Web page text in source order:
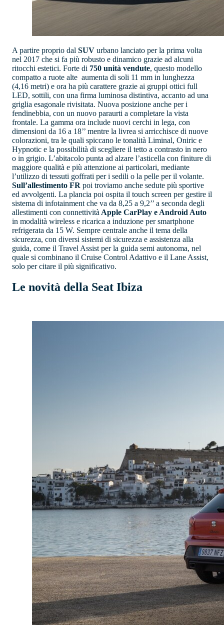
A partire proprio dal SUV urbano lanciato per la prima volta
nel 2017 che si fa più robusto e dinamico grazie ad alcuni
ritocchi estetici. Forte di 750 unità vendute, questo modello
compatto a ruote alte aumenta di soli 11 mm in lunghezza
(4,16 metri) e ora ha più carattere grazie ai gruppi ottici full
LED, sottili, con una firma luminosa distintiva, accanto ad una
griglia esagonale rivisitata. Nuova posizione anche per i
fendinebbia, con un nuovo paraurti a completare la vista
frontale. La gamma ora include nuovi cerchi in lega, con
dimensioni da 16 a 18’’ mentre la livrea si arricchisce di nuove
colorazioni, tra le quali spiccano le tonalità Liminal, Oniric e
Hypnotic e la possibilità di scegliere il tetto a contrasto in nero
o in grigio. L’abitacolo punta ad alzare l’asticella con finiture di
maggiore qualità e più attenzione ai particolari, mediante
l’utilizzo di tessuti goffrati per i sedili o la pelle per il volante.
Sull’allestimento FR poi troviamo anche sedute più sportive
ed avvolgenti. La plancia poi ospita il touch screen per gestire il
sistema di infotainment che va da 8,25 a 9,2’’ a seconda degli
allestimenti con connettività Apple CarPlay e Android Auto
in modalità wireless e ricarica a induzione per smartphone
refrigerata da 15 W. Sempre centrale anche il tema della
sicurezza, con diversi sistemi di sicurezza e assistenza alla
guida, come il Travel Assist per la guida semi autonoma, nel
quale si combinano il Cruise Control Adattivo e il Lane Assist,
solo per citare il più significativo.
Le novità della Seat Ibiza